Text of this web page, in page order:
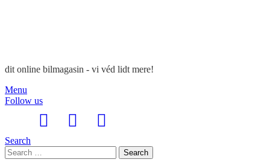
dit online bilmagasin - vi véd lidt mere!
Menu
Follow us
Search
Search
for:
Search